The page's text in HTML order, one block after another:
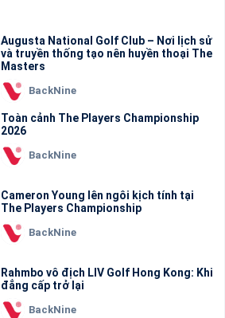
Augusta National Golf Club – Nơi lịch sử
và truyền thống tạo nên huyền thoại The
Masters
BackNine
Toàn cảnh The Players Championship
2026
BackNine
Cameron Young lên ngôi kịch tính tại
The Players Championship
BackNine
Rahmbo vô địch LIV Golf Hong Kong: Khi
đẳng cấp trở lại
BackNine